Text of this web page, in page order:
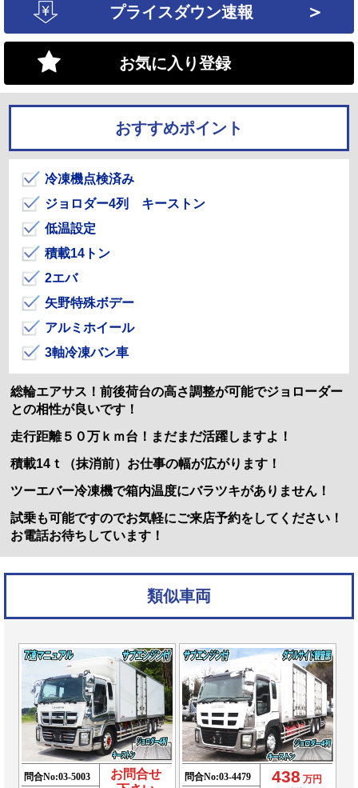
プライスダウン速報 ＞
お気に入り登録
おすすめポイント
冷凍機点検済み
ジョロダー4列 キーストン
低温設定
積載14トン
2エバ
矢野特殊ボデー
アルミホイール
3軸冷凍バン車
総輪エアサス！前後荷台の高さ調整が可能でジョローダー
との相性が良いです！
走行距離５０万ｋｍ台！まだまだ活躍しますよ！
積載14ｔ（抹消前）お仕事の幅が広がります！
ツーエバー冷凍機で箱内温度にバラツキがありません！
試乗も可能ですのでお気軽にご来店予約をしてください！
お電話お待ちしています！
類似車両
問合No:03-5003
お問合せ
問合No:03-4479 438 万円